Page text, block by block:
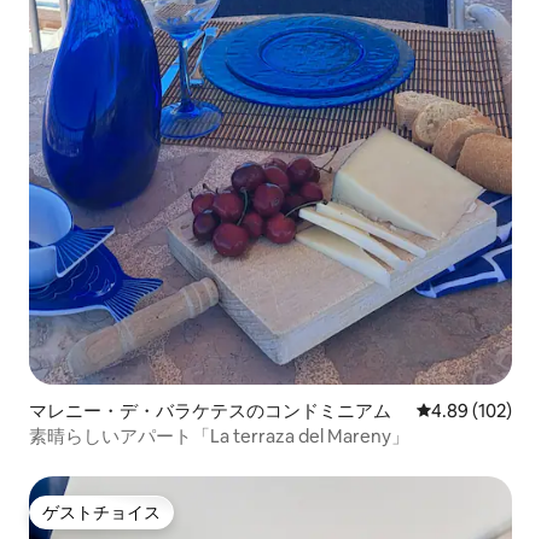
マレニー・デ・バラケテスのコンドミニアム レビュー102
4.89 (102)
素晴らしいアパート「La terraza del Mareny」
ゲストチョイス
ゲストチョイス